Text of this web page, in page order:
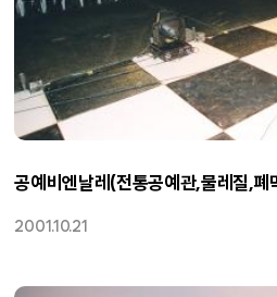
공예비엔날레(전통공예관,물레질,폐
2001.10.21